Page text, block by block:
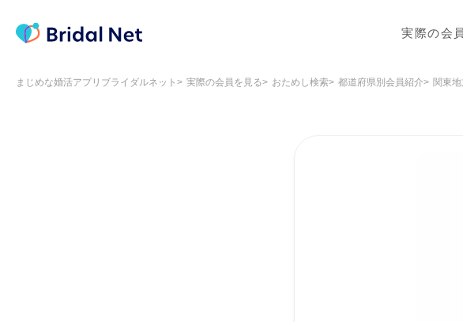
実際の会
まじめな婚活アプリブライダルネット 実際の会員を見る おためし検索 都道府県別会員紹介 関東